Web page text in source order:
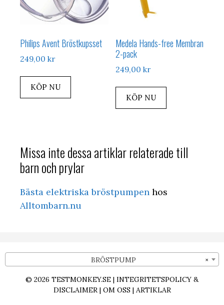
Philips Avent Bröstkupsset
249,00 kr
KÖP NU
Medela Hands-free Membran
2-pack
249,00kr
KÖP NU
Missa inte dessa artiklar relaterade till
barn och prylar
Bästa elektriska bröstpumpen hos
Alltombarn.nu
×
BRÖSTPUMP
© 2026 TESTMONKEY.SE | INTEGRITETSPOLICY &
DISCLAIMER| OM OSS| ARTIKLAR